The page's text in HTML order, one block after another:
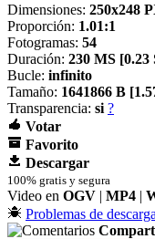
Dimensiones: 250x248
Proporción: 1.01:1
Fotogramas: 54
Duración: 230 MS [0.23
Bucle: infinito
Tamaño: 1641866 B [
Transparencia: si ?
Votar
Favorito
Descargar
100% gratis y segura
Video en OGV | MP4 |
Problemas de